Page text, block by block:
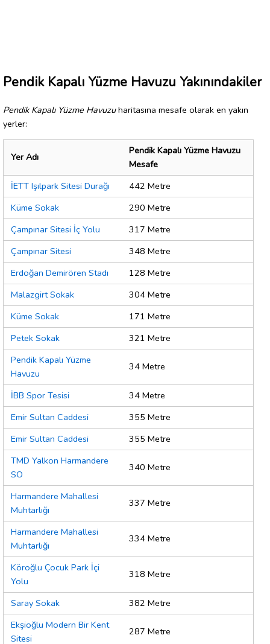
Pendik Kapalı Yüzme Havuzu Yakınındakiler
Pendik Kapalı Yüzme Havuzuharitasına mesafe olarak en yakın
yerler:
Yer Adı
Pendik Kapalı Yüzme Havuzu
Mesafe
İETT Işılpark Sitesi Durağı
442 Metre
Küme Sokak
290 Metre
Çampınar Sitesi İç Yolu
317 Metre
Çampınar Sitesi
348 Metre
Erdoğan Demirören Stadı
128 Metre
Malazgirt Sokak
304 Metre
Küme Sokak
171 Metre
Petek Sokak
321 Metre
Pendik Kapalı Yüzme
Havuzu
34 Metre
İBB Spor Tesisi
34 Metre
Emir Sultan Caddesi
355 Metre
Emir Sultan Caddesi
355 Metre
TMD Yalkon Harmandere
SO
340 Metre
Harmandere Mahallesi
Muhtarlığı
337 Metre
Harmandere Mahallesi
Muhtarlığı
334 Metre
Köroğlu Çocuk Park İçi
Yolu
318 Metre
Saray Sokak
382 Metre
Ekşioğlu Modern Bir Kent
Sitesi
287 Metre